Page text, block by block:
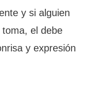
y si alguien
el debe
y expresión